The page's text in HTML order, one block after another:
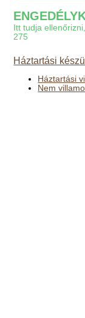
Itt tudja
275
Háztartási
Háztartási
Nem